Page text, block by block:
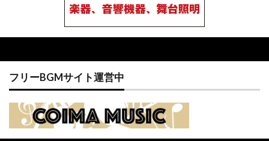
フリーBGMサイト運営中